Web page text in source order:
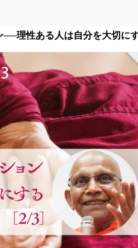
理性ある人は自分を大切にす